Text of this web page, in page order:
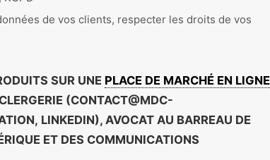
de vos clients, respecter les droits de vos
SUR UNE PLACE DE MARCHÉ EN LIGNE
(CONTACT@MDC-
, LINKEDIN), AVOCAT AU BARREAU DE
ET DES COMMUNICATIONS